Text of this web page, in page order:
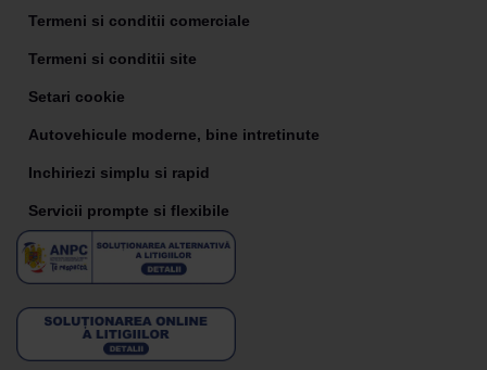
Termeni si conditii comerciale
Termeni si conditii site
Setari cookie
Autovehicule moderne, bine intretinute
Inchiriezi simplu si rapid
Servicii prompte si flexibile